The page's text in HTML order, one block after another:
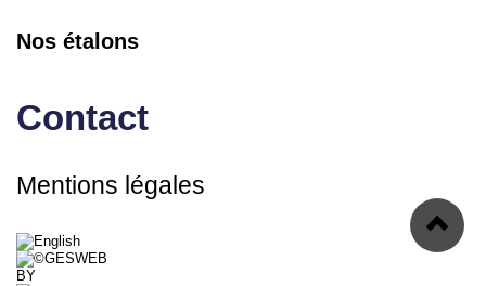
Nos étalons
Contact
Mentions légales
BY